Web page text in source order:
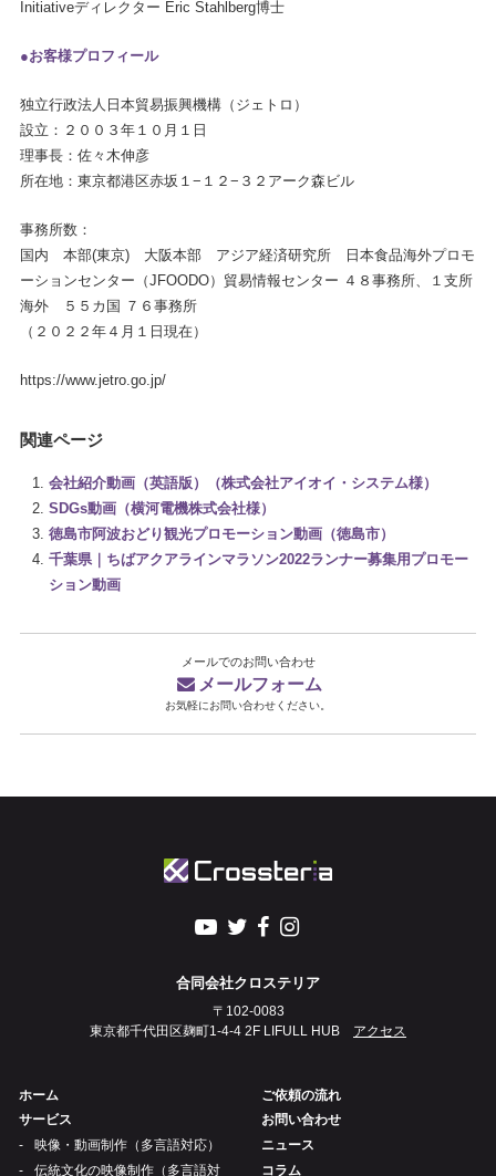
Initiativeディレクター Eric Stahlberg博士
●お客様プロフィール
独立行政法人日本貿易振興機構（ジェトロ）
設立：２００３年１０月１日
理事長：佐々木伸彦
所在地：東京都港区赤坂１−１２−３２アーク森ビル
事務所数：
国内 本部(東京) 大阪本部 アジア経済研究所 日本食品海外プロモ
ーションセンター（JFOODO）貿易情報センター ４８事務所、１支所
海外 ５５カ国 ７６事務所
（２０２２年４月１日現在）
https://www.jetro.go.jp/
関連ページ
会社紹介動画（英語版）（株式会社アイオイ・システム様）
SDGs動画（横河電機株式会社様）
徳島市阿波おどり観光プロモーション動画（徳島市）
千葉県｜ちばアクアラインマラソン2022ランナー募集用プロモー
ション動画
メールでのお問い合わせ
メールフォーム
お気軽にお問い合わせください。
合同会社クロステリア
〒102-0083
東京都千代田区麹町1-4-4 2F LIFULL HUB アクセス
ホーム
サービス
映像・動画制作（多言語対応）
伝統文化の映像制作（多言語対
ご依頼の流れ
お問い合わせ
ニュース
コラム